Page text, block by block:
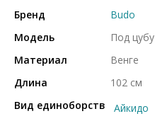
Бренд
Budo
Модель
Под цубу
Материал
Венге
Длина
102 см
Вид единоборств
Айкидо